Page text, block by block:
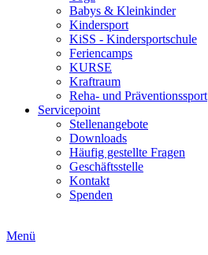
Babys & Kleinkinder
Kindersport
KiSS - Kindersportschule
Feriencamps
KURSE
Kraftraum
Reha- und Präventionssport
Servicepoint
Stellenangebote
Downloads
Häufig gestellte Fragen
Geschäftsstelle
Kontakt
Spenden
Menü